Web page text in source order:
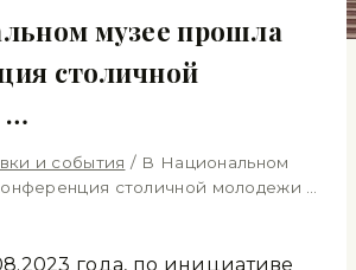
музее прошла
столичной
…
и события / В Национальном
столичной молодежи …
года, по инициативе